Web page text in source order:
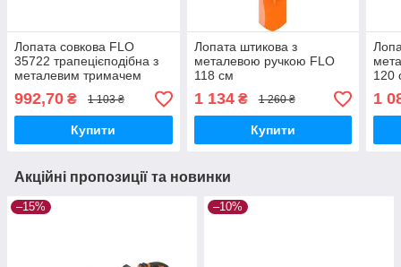
Лопата совкова FLO
35722 трапецієподібна з
металевим тримачем
l=120 з DY ручкою.
992,70 ₴ 1 103 ₴
Купити
Лопата штикова з
металевою ручкою FLO
118 см
1 134₴ 1 260 ₴
Купити
120
1
Акційні пропозиції та новинки
–15% –10%